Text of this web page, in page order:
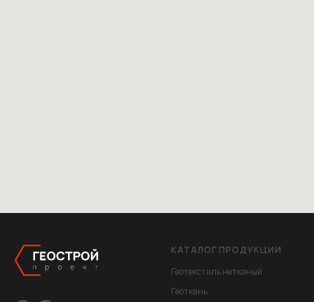
КАТАЛОГ ПРОДУКЦИИ
Геотекстиль нетканый
Геоткань